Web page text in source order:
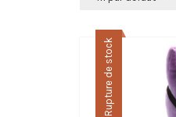
Rupture de stock